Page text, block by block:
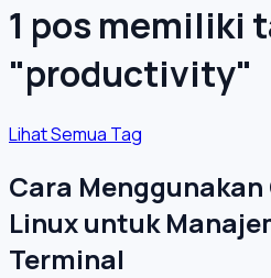
1 pos memiliki
"productivity"
Lihat Semua Tag
Cara Menggunakan
Linux untuk
Terminal